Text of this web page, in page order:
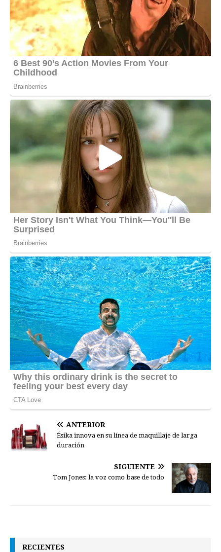
ANTERIOR
Ésika innova en su línea de maquillaje de larga
duración
SIGUIENTE
Tom Jones: la voz como base de todo
RECIENTES